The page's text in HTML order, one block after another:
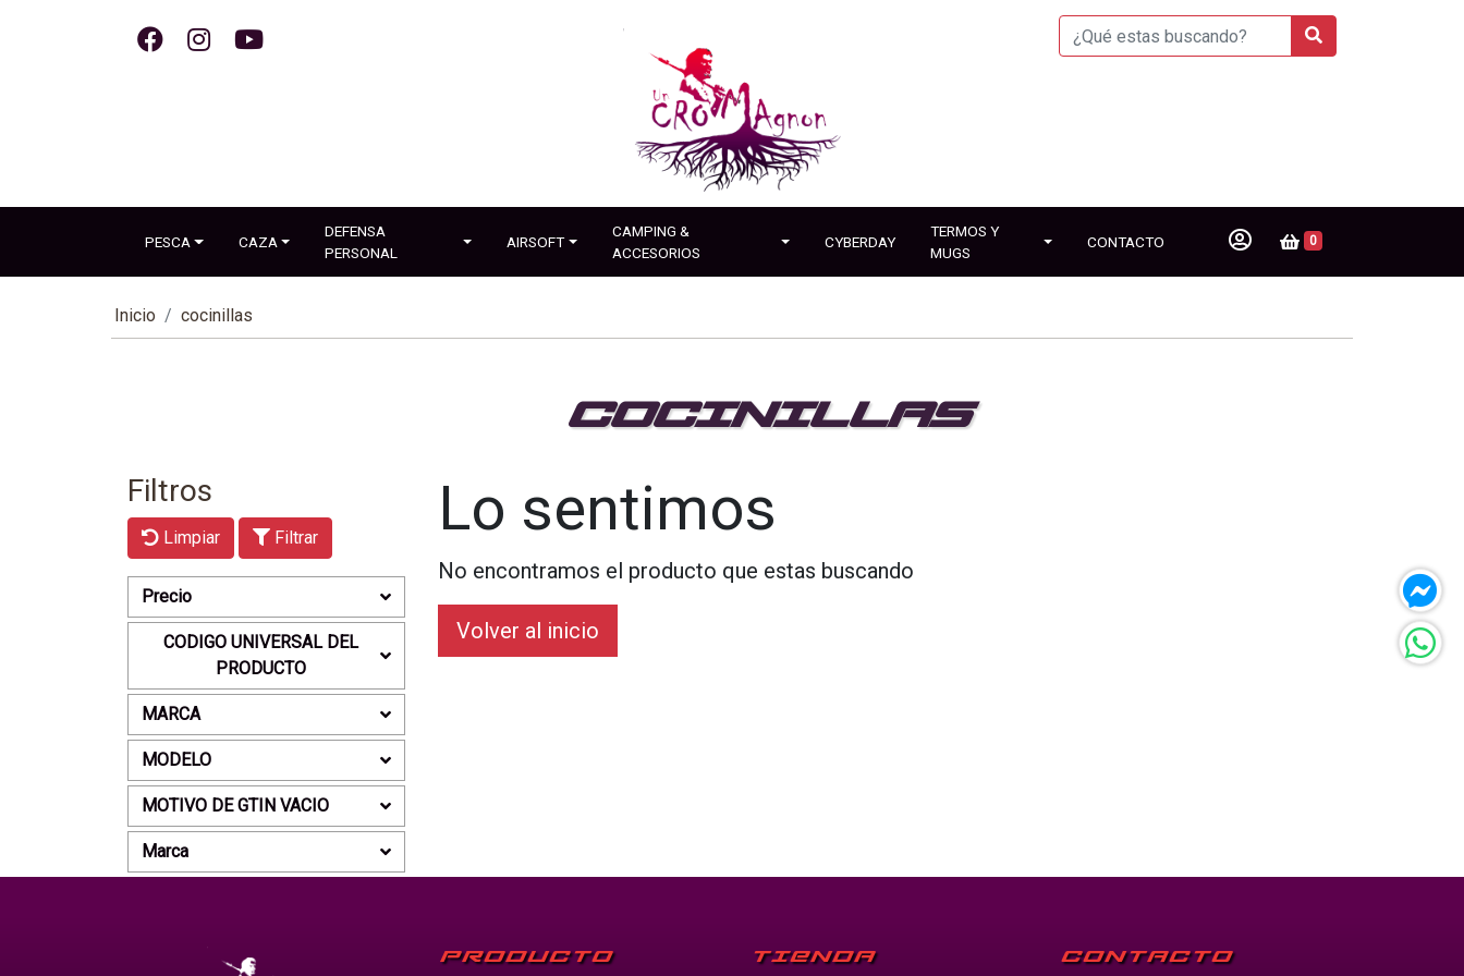
PESCA CAZA
DEFENSA
PERSONAL
AIRSOFT
CAMPING &
ACCESORIOS
CYBERDAY
TERMOS Y
MUGS
CONTACTO 0
Inicio cocinillas
COCINILLAS
Filtros
Limpiar Filtrar
Precio
CODIGO UNIVERSAL DEL
PRODUCTO
MARCA
MODELO
MOTIVO DE GTIN VACIO
Marca
Lo sentimos
No encontramos el producto que estas buscando
Volver al inicio
PRODUCTO TIENDA CONTACTO